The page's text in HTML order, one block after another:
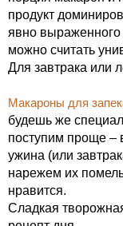
продукт
явно выраженного
можно считать
Для завтрака или
Макароны для
будешь же
поступим проще –
ужина (или
нарежем их
нравится.
Сладкая